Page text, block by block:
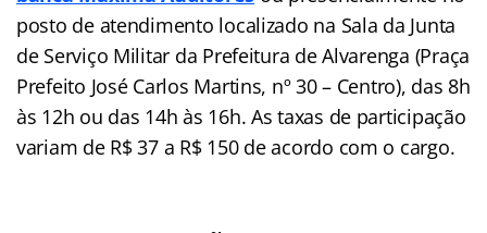
posto de atendimento localizado na Sala da Junta
de Serviço Militar da Prefeitura de Alvarenga (Praça
Prefeito José Carlos Martins, nº 30 – Centro), das 8h
às 12h ou das 14h às 16h. As taxas de participação
variam de R$ 37 a R$ 150 de acordo com o cargo.